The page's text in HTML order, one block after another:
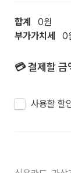
합계 0
부가가치세
0
💳 결제할 금
사용할 할